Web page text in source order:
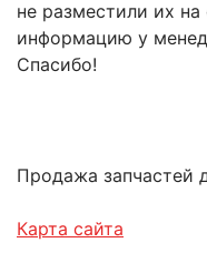
не разместили их
информацию у
Спасибо!
Продажа запчастей
Карта сайта